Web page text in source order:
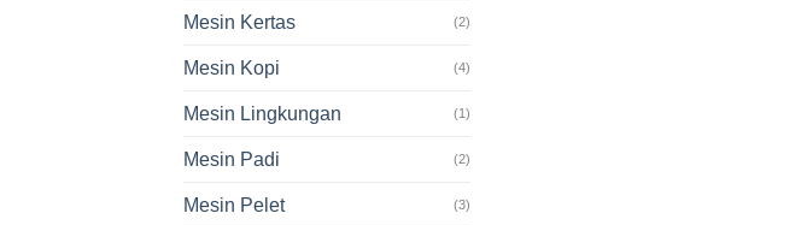
Mesin Kertas (2)
Mesin Kopi (4)
Mesin Lingkungan (1)
Mesin Padi (2)
Mesin Pelet (3)